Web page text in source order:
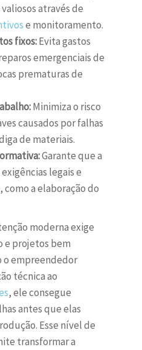
através de
e monitoramento.
fixos:Evita gastos
emergenciais de
prematuras de
Minimiza o risco
causados por falhas
de materiais.
Garante que a
legais e
como a elaboração do
moderna exige
e projetos bem
o empreendedor
técnica ao
, ele consegue
antes que elas
Esse nível de
transformar a